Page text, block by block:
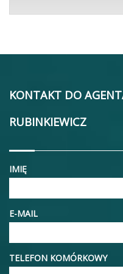
KONTAKT DO
RUBINKIEWICZ
IMIĘ
E-MAIL
TELEFON KOMÓRKOWY